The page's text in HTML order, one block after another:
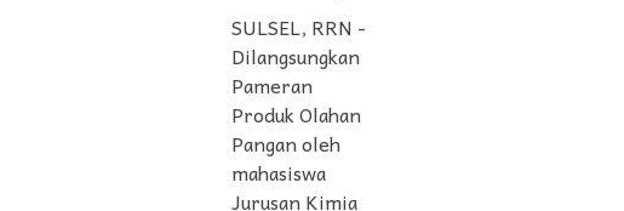
SULSEL, RRN -
Dilangsungkan
Pameran
Produk Olahan
Pangan oleh
mahasiswa
Jurusan Kimia